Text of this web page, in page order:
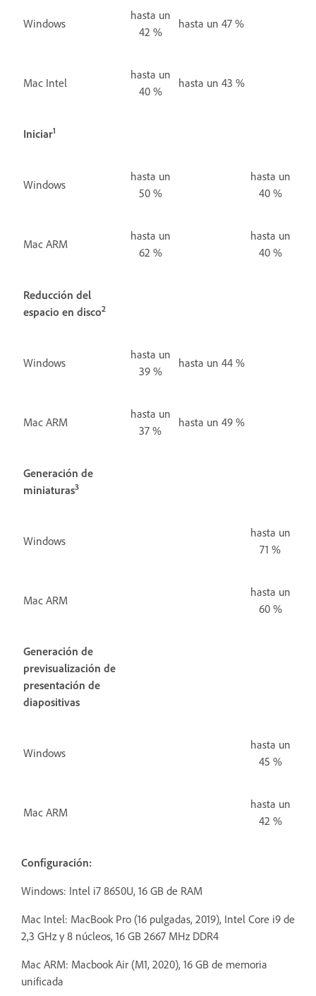
Windows
hasta un
42 %
hasta un 47 %
Mac Intel
hasta un
40 %
hasta un 43 %
Iniciar1
Windows
hasta un
50 %
hasta un
40 %
Mac ARM
hasta un
62 %
hasta un
40 %
Reducción del
espacio en disco2
Windows
hasta un
39 %
hasta un 44 %
Mac ARM
hasta un
37 %
hasta un 49 %
Generación de
miniaturas3
Windows
hasta un
71 %
Mac ARM
hasta un
60 %
Generación de
previsualización de
presentación de
diapositivas
Windows
hasta un
45 %
Mac ARM
hasta un
42 %
Configuración:
Windows: Intel i7 8650U, 16 GB de RAM
Mac Intel: MacBook Pro (16 pulgadas, 2019), Intel Core i9 de
2,3 GHz y 8 núcleos, 16 GB 2667 MHz DDR4
Mac ARM: Macbook Air (M1, 2020), 16 GB de memoria
unificada